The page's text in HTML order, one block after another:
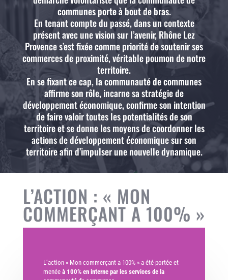
communes porte à bout de bras.
En tenant compte du passé, dans un contexte
présent avec une vision sur l’avenir, Rhône Lez
Provence s’est fixée comme priorité de soutenir ses
commerces de proximité, véritable poumon de notre
territoire.
En se fixant ce cap, la communauté de communes
affirme son rôle, incarne sa stratégie de
développement économique, confirme son intention
de faire valoir toutes les potentialités de son
territoire et se donne les moyens de coordonner les
actions de développement économique sur son
territoire afin d’impulser une nouvelle dynamique.
L’ACTION : « MON
COMMERÇANT A 100% »
L’action « Mon commerçant a 100% » a été portée et
menée à 100% en interne par les services de la